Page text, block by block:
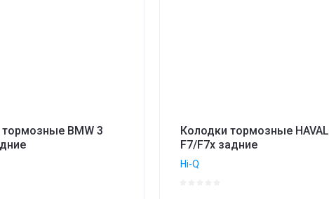
BMW 3
Колодки тормозные HAVAL
F7/F7x задние
Hi-Q